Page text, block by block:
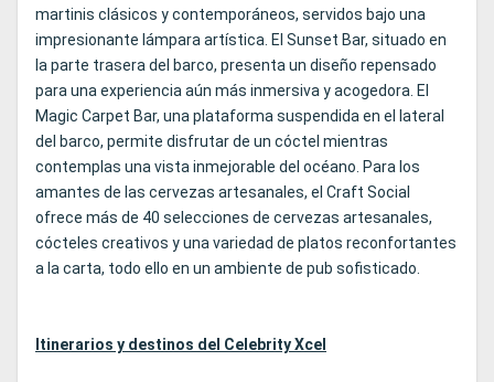
martinis clásicos y contemporáneos, servidos bajo una
impresionante lámpara artística. El Sunset Bar, situado en
la parte trasera del barco, presenta un diseño repensado
para una experiencia aún más inmersiva y acogedora. El
Magic Carpet Bar, una plataforma suspendida en el lateral
del barco, permite disfrutar de un cóctel mientras
contemplas una vista inmejorable del océano. Para los
amantes de las cervezas artesanales, el Craft Social
ofrece más de 40 selecciones de cervezas artesanales,
cócteles creativos y una variedad de platos reconfortantes
a la carta, todo ello en un ambiente de pub sofisticado.
Itinerarios y destinos del Celebrity Xcel